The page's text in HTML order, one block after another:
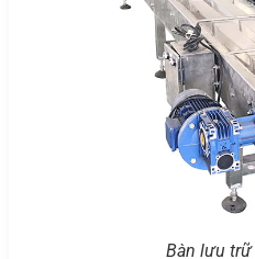
Bàn lưu trữ